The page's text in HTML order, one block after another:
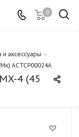
0
и аксессуары -
ACTCP00024A
4 (45